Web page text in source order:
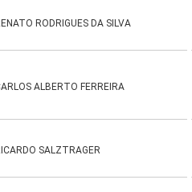
RODRIGUES DA SILVA
ALBERTO FERREIRA
SALZTRAGER